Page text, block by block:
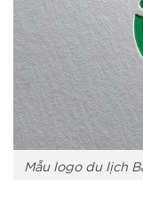
Mẫu logo du lịch